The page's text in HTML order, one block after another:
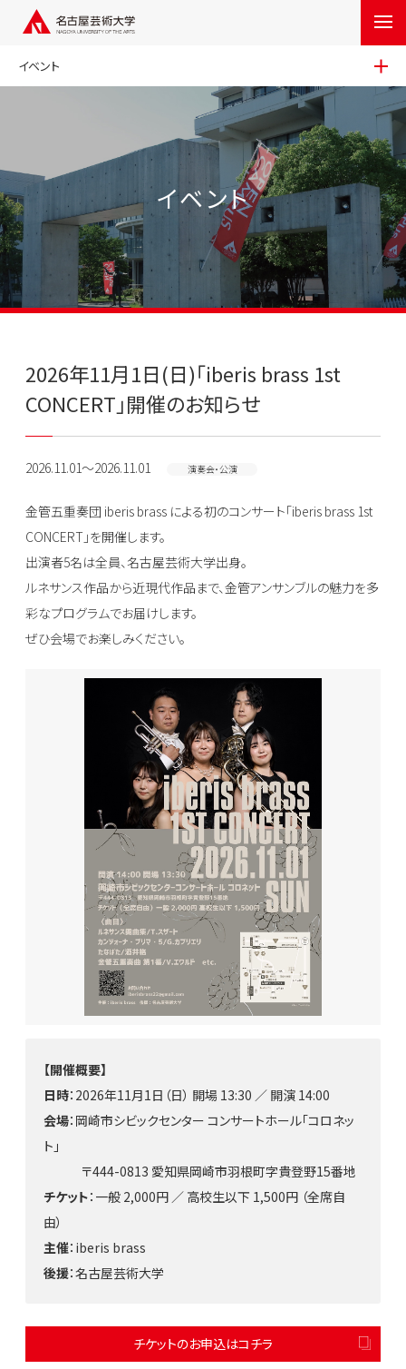
イベント
イベント
2026年11月1日(日)「iberis brass 1st
CONCERT」開催のお知らせ
2026.11.01～2026.11.01 演奏会・公演
金管五重奏団 iberis brass による初のコンサート「iberis brass 1st
CONCERT」を開催します。
出演者5名は全員、名古屋芸術大学出身。
ルネサンス作品から近現代作品まで、金管アンサンブルの魅力を多
彩なプログラムでお届けします。
ぜひ会場でお楽しみください。
【開催概要】
日時：2026年11月1日（日） 開場 13:30 ／ 開演 14:00
会場：岡崎市シビックセンター コンサートホール「コロネッ
ト」
〒444-0813 愛知県岡崎市羽根町字貴登野15番地
チケット：一般 2,000円 ／ 高校生以下 1,500円 （全席自
由）
主催：iberis brass
後援：名古屋芸術大学
チケットのお申込はコチラ